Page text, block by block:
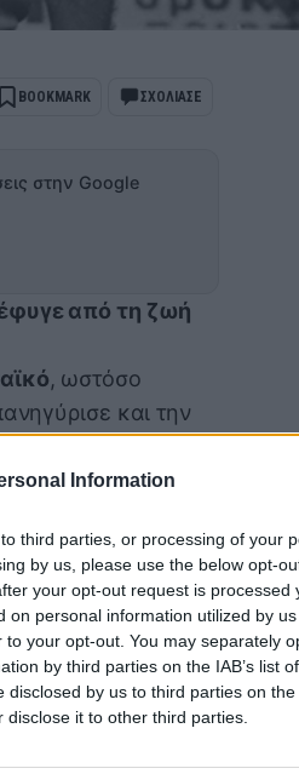
Information
third parties, or processing of your
by us, please use the below opt-
your opt-out request is processed
on personal information utilized by
your opt-out. You may separately
by third parties on the IAB’s list
disclosed by us to third parties on the
disclose it to other third parties.
BOOKMARK ΣΧΟΛΙΑΣΕ
στην Google
από τη ζωή
, ωστόσο
και την
ο
του.
με το
Ποδόσφαιρο».
για την απώλεια